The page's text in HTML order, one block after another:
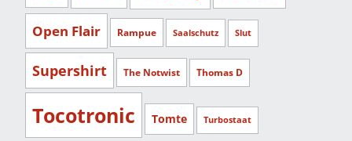
Open Flair Rampue Saalschutz Slut
Supershirt The Notwist Thomas D
Tocotronic Tomte Turbostaat